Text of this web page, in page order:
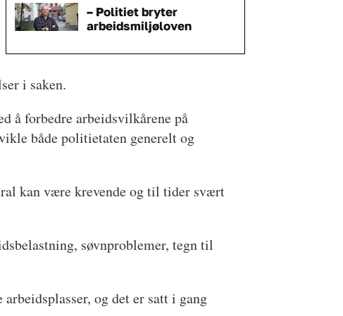
– Politiet bryter
arbeidsmiljøloven
i saken.
å forbedre arbeidsvilkårene på
både politietaten generelt og
kan være krevende og til tider svært
søvnproblemer, tegn til
og det er satt i gang